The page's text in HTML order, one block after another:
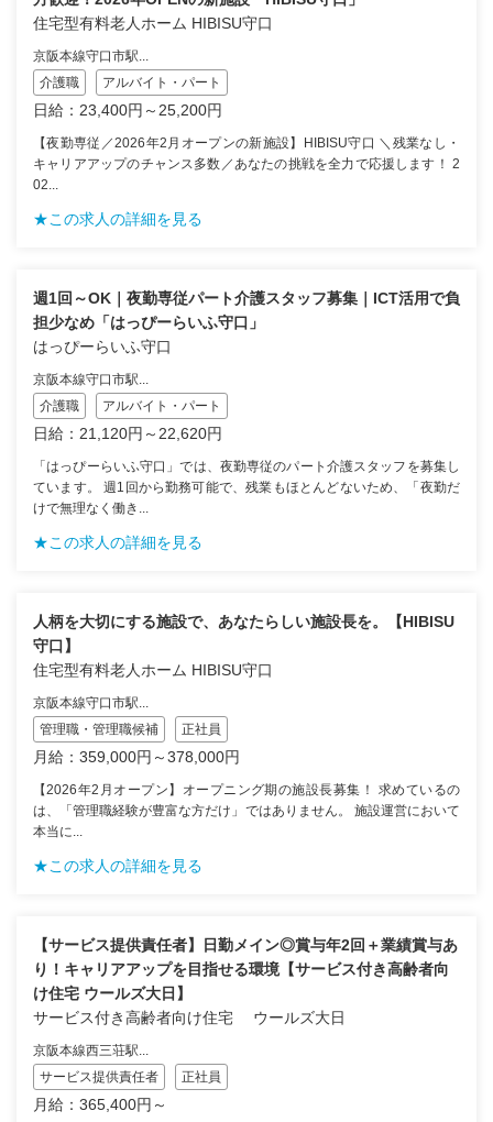
住宅型有料老人ホーム HIBISU守口
京阪本線守口市駅...
介護職
アルバイト・パート
日給：23,400円～25,200円
【夜勤専従／2026年2月オープンの新施設】HIBISU守口 ＼残業なし・
キャリアアップのチャンス多数／あなたの挑戦を全力で応援します！ 2
02...
★この求人の詳細を見る
週1回～OK｜夜勤専従パート介護スタッフ募集｜ICT活用で負
担少なめ「はっぴーらいふ守口」
はっぴーらいふ守口
京阪本線守口市駅...
介護職
アルバイト・パート
日給：21,120円～22,620円
「はっぴーらいふ守口」では、夜勤専従のパート介護スタッフを募集し
ています。 週1回から勤務可能で、残業もほとんどないため、「夜勤だ
けで無理なく働き...
★この求人の詳細を見る
人柄を大切にする施設で、あなたらしい施設長を。【HIBISU
守口】
住宅型有料老人ホーム HIBISU守口
京阪本線守口市駅...
管理職・管理職候補
正社員
月給：359,000円～378,000円
【2026年2月オープン】オープニング期の施設長募集！ 求めているの
は、「管理職経験が豊富な方だけ」ではありません。 施設運営において
本当に...
★この求人の詳細を見る
【サービス提供責任者】日勤メイン◎賞与年2回＋業績賞与あ
り！キャリアアップを目指せる環境【サービス付き高齢者向
け住宅 ウールズ大日】
サービス付き高齢者向け住宅 ウールズ大日
京阪本線西三荘駅...
サービス提供責任者
正社員
月給：365,400円～